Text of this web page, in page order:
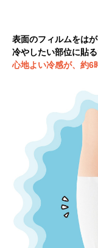
表面のフィルムをはが
冷やしたい部位に貼
心地よい冷感が、約6